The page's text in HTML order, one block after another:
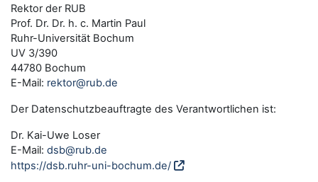
Rektor der RUB
Prof. Dr. Dr. h. c. Martin Paul
Ruhr-Universität Bochum
UV 3/390
44780 Bochum
E-Mail: rektor@rub.de
Der Datenschutzbeauftragte des Verantwortlichen ist:
Dr. Kai-Uwe Loser
E-Mail: dsb@rub.de
https://dsb.ruhr-uni-bochum.de/